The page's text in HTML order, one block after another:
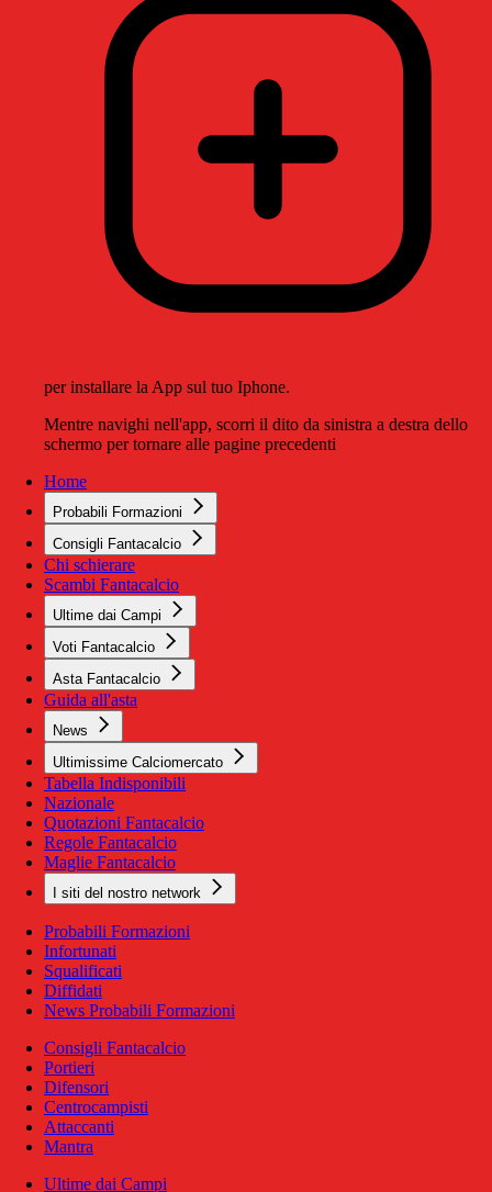
per installare la App sul tuo Iphone.
Mentre navighi nell'app, scorri il dito da sinistra a destra dello
schermo per tornare alle pagine precedenti
Home
Probabili Formazioni
Consigli Fantacalcio
Chi schierare
Scambi Fantacalcio
Ultime dai Campi
Voti Fantacalcio
Asta Fantacalcio
Guida all'asta
News
Ultimissime Calciomercato
Tabella Indisponibili
Nazionale
Quotazioni Fantacalcio
Regole Fantacalcio
Maglie Fantacalcio
I siti del nostro network
Probabili Formazioni
Infortunati
Squalificati
Diffidati
News Probabili Formazioni
Consigli Fantacalcio
Portieri
Difensori
Centrocampisti
Attaccanti
Mantra
Ultime dai Campi